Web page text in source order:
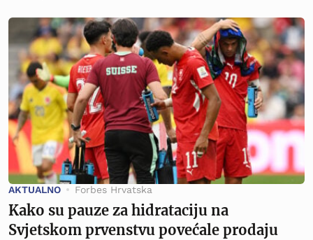
AKTUALNO Forbes Hrvatska
Kako su pauze za hidrataciju na
Svjetskom prvenstvu povećale prodaju